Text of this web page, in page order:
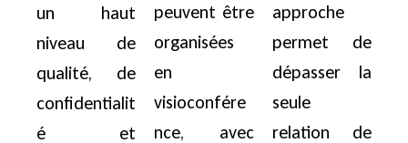
un haut
niveau de
qualité, de
confidentialit
é et
peuvent être
organisées
en
visioconfére
nce, avec
approche
permet de
dépasser la
seule
relation de